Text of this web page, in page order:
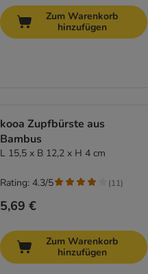
Zum Warenkorb
hinzufügen
kooa Zupfbürste aus
Bambus
L 15,5 x B 12,2 x H 4 cm
5,69 €
Rating: 4.3/5 (11)
Zum Warenkorb
hinzufügen